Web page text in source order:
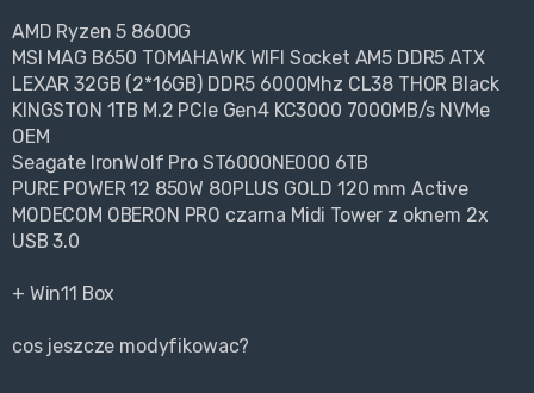
AMD Ryzen 5 8600G
MSI MAG B650 TOMAHAWK WIFI Socket AM5 DDR5 ATX
LEXAR 32GB (2*16GB) DDR5 6000Mhz CL38 THOR Black
KINGSTON 1TB M.2 PCIe Gen4 KC3000 7000MB/s NVMe
OEM
Seagate IronWolf Pro ST6000NE000 6TB
PURE POWER 12 850W 80PLUS GOLD 120 mm Active
MODECOM OBERON PRO czarna Midi Tower z oknem 2x
USB 3.0
+ Win11 Box
cos jeszcze modyfikowac?